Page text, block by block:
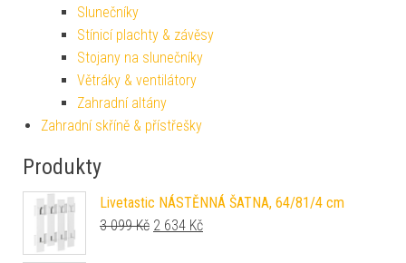
Slunečníky
Stínicí plachty & závěsy
Stojany na slunečníky
Větráky & ventilátory
Zahradní altány
Zahradní skříně & přístřešky
Produkty
Livetastic NÁSTĚNNÁ ŠATNA, 64/81/4 cm
3 099Kč Původní cena byla: 3 099 Kč.
2 634 KčAktuální cena je: 2 634 Kč.